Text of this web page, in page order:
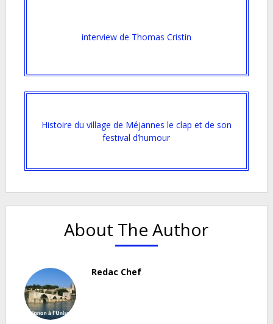
interview de Thomas Cristin
Histoire du village de Méjannes le clap et de son
festival d’humour
About The Author
Redac Chef